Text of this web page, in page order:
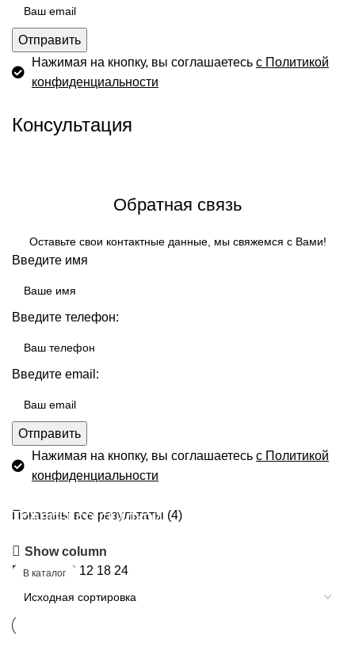
Отправить
Нажимая на кнопку, вы соглашаетесь с Политикой
конфиденциальности
Консультация
Обратная связь
Оставьте свои контактные данные, мы свяжемся с Вами!
Введите имя
Введите телефон:
Введите email:
Отправить
Нажимая на кнопку, вы соглашаетесь с Политикой
конфиденциальности
Товары со скидкой
Скидки до -10%
В каталог
Показаны все результаты (4)
Show column
Показать 9 12 18 24